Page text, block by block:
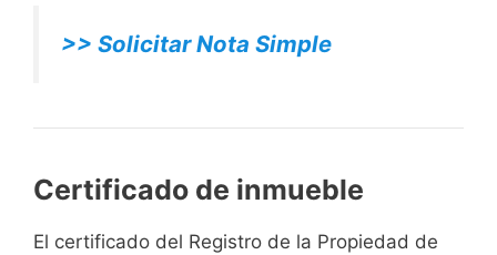
>> Solicitar Nota Simple
Certificado de inmueble
El certificado del Registro de la Propiedad de